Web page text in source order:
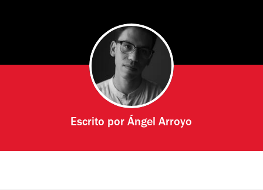
Escrito porÁngel Arroyo